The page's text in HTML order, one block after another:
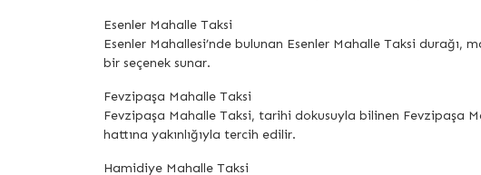
Esenler Mahalle Taksi
Esenler Mahallesi’nde bulunan Esenler Mahalle Taksi durağı,
bir seçenek sunar.
Fevzipaşa Mahalle Taksi
Fevzipaşa Mahalle Taksi, tarihi dokusuyla bilinen Fevzipaşa
hattına yakınlığıyla tercih edilir.
Hamidiye Mahalle Taksi